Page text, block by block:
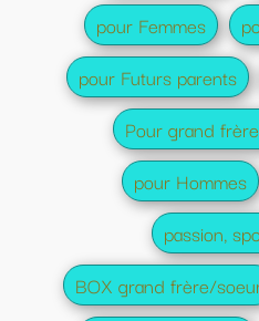
pour Femmes
pour Futurs parents
Pour grand
pour Hommes
passion,
BOX grand frère/